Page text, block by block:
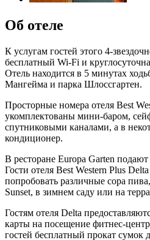
Об отеле
К услугам гостей этого 4-
бесплатный Wi-Fi и
Отель находится в 5 минутах
Мангейма и парка Шлоссгартен.
Просторные номера отеля Best
укомплектованы мини-баром,
спутниковыми каналами, а в
кондиционер.
В ресторане Europa Garten
Гости отеля Best Western Plus
попробовать различные сора
Sunset, в зимнем саду или на
Гостям отеля Delta
карты на посещение фитнес-
гостей бесплатный прокат сумок